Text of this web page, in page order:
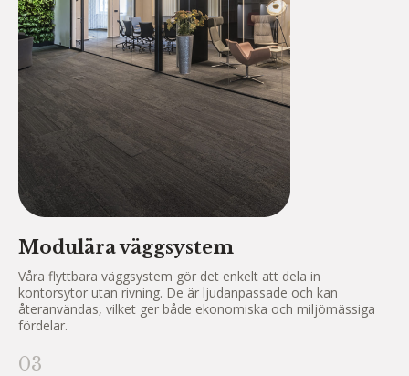
Modulära väggsystem
Våra flyttbara väggsystem gör det enkelt att dela in
kontorsytor utan rivning. De är ljudanpassade och kan
återanvändas, vilket ger både ekonomiska och miljömässiga
fördelar.
03